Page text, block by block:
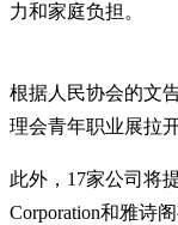
力和家庭负担。
根据人民协会的文
理会青年职业展拉
此外，17家公司将
Corporation和雅诗